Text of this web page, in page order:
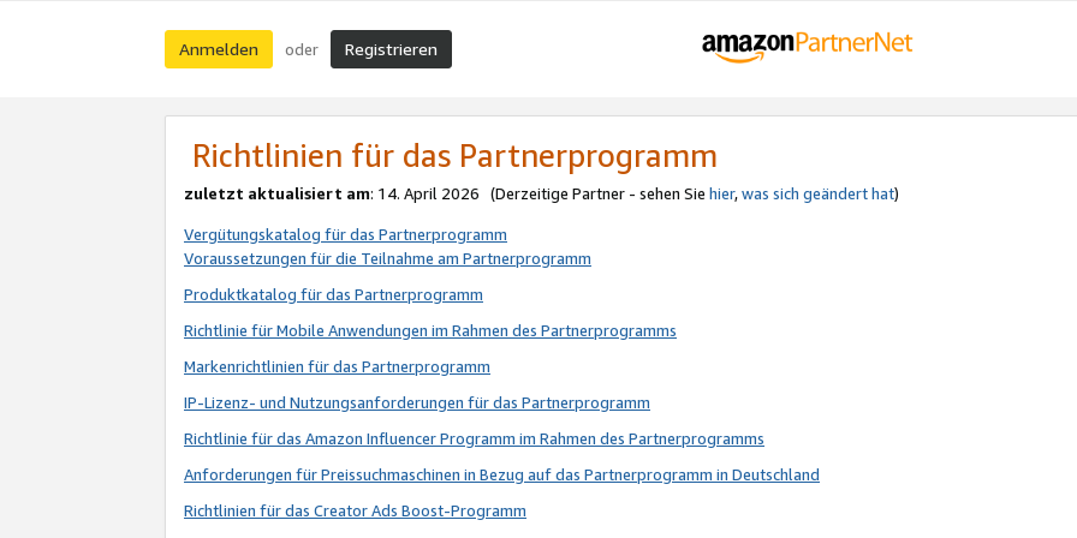
Anmelden oder Registrieren
Richtlinien für das Partnerprogramm
zuletzt aktualisiert am: 14. April 2026 (Derzeitige Partner - sehen Sie hier,was sich geändert hat)
Vergütungskatalog für das Partnerprogramm
Voraussetzungen für die Teilnahme am Partnerprogramm
Produktkatalog für das Partnerprogramm
Richtlinie für Mobile Anwendungen im Rahmen des Partnerprogramms
Markenrichtlinien für das Partnerprogramm
IP-Lizenz- und Nutzungsanforderungen für das Partnerprogramm
Richtlinie für das Amazon Influencer Programm im Rahmen des Partnerprogramms
Anforderungen für Preissuchmaschinen in Bezug auf das Partnerprogramm in Deutschland
Richtlinien für das Creator Ads Boost-Programm